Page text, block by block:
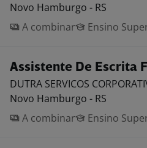
Novo Hamburgo - RS
A combinar
Ensino
Assistente De Escrita
DUTRA SERVICOS
Novo Hamburgo - RS
A combinar
Ensino